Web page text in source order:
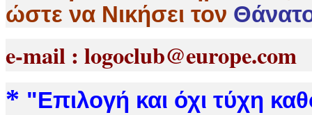
ώστε να Nικήσει τον
e-mail :
* "Επιλογή και όχι τύχη